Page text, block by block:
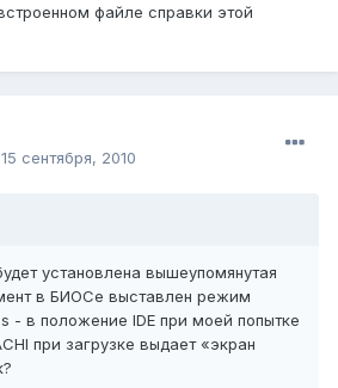
файле справки этой
15 сентября, 2010
установлена вышеупомянутая
в БИОСе выставлен режим
- в положение IDE при моей попытке
при загрузке выдает «экран